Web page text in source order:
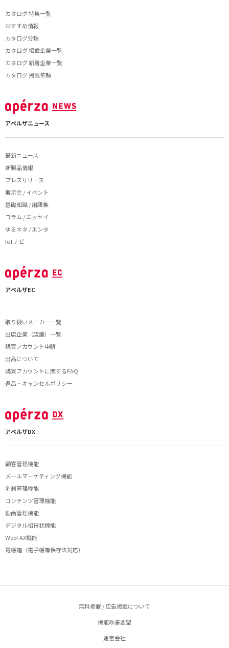
カタログ 特集一覧
おすすめ情報
カタログ分類
カタログ 掲載企業一覧
カタログ 新着企業一覧
カタログ 掲載依頼
アペルザニュース
最新ニュース
新製品情報
プレスリリース
展示会 / イベント
基礎知識 / 用語集
コラム / エッセイ
ゆるネタ / エンタ
IoTナビ
アペルザEC
取り扱いメーカー一覧
出店企業（店舗）一覧
購買アカウント申請
出品について
購買アカウントに関するFAQ
返品・キャンセルポリシー
アペルザDX
顧客管理機能
メールマーケティング機能
名刺管理機能
コンテンツ管理機能
動画管理機能
デジタル招待状機能
WebFAX機能
電帳箱（電子帳簿保存法対応）
無料掲載 / 広告掲載について
機能改善要望
運営会社